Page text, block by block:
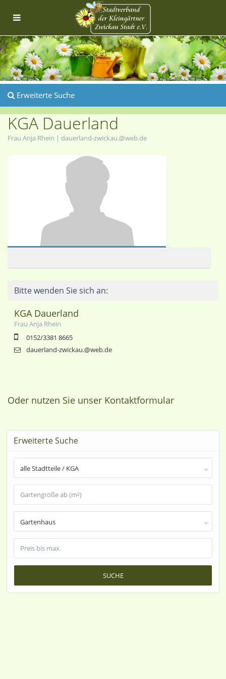
Erweiterte Suche
KGA Dauerland
Frau Anja Rhein | dauerland-zwickau.@web.de
Bitte wenden Sie sich an:
KGA Dauerland
Frau Anja Rhein
0152/3381 8665
dauerland-zwickau.@web.de
Oder nutzen Sie unser Kontaktformular
Erweiterte Suche
alle Stadtteile / KGA
Gartenhaus
SUCHE